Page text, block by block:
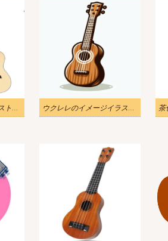
ウクレレの美しいイラストリアル ウクレレのイメージイラスト png